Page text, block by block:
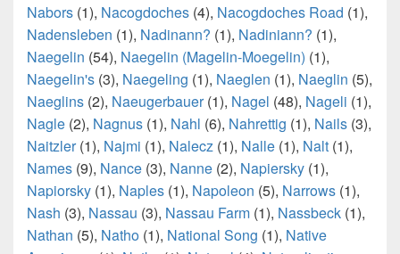
Nabors (1), Nacogdoches (4), Nacogdoches Road (1),
Nadensleben (1), Nadinann? (1), Nadiniann? (1),
Naegelin (54), Naegelin (Magelin-Moegelin) (1),
Naegelin's (3), Naegeling (1), Naeglen (1), Naeglin (5),
Naeglins (2), Naeugerbauer(1), Nagel (48), Nageli (1),
Nagle (2), Nagnus (1), Nahl (6), Nahrettig (1), Nails (3),
Naitzler(1), Najmi (1), Nalecz (1), Nalle (1), Nalt (1),
Names (9), Nance (3), Nanne (2), Napiersky (1),
Napiorsky (1), Naples (1), Napoleon (5), Narrows (1),
Nash (3), Nassau (3), Nassau Farm (1), Nassbeck (1),
Nathan (5), Natho (1), National Song (1), Native